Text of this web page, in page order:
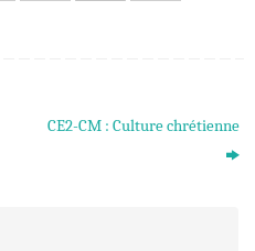
CE2-CM : Culture chrétienne